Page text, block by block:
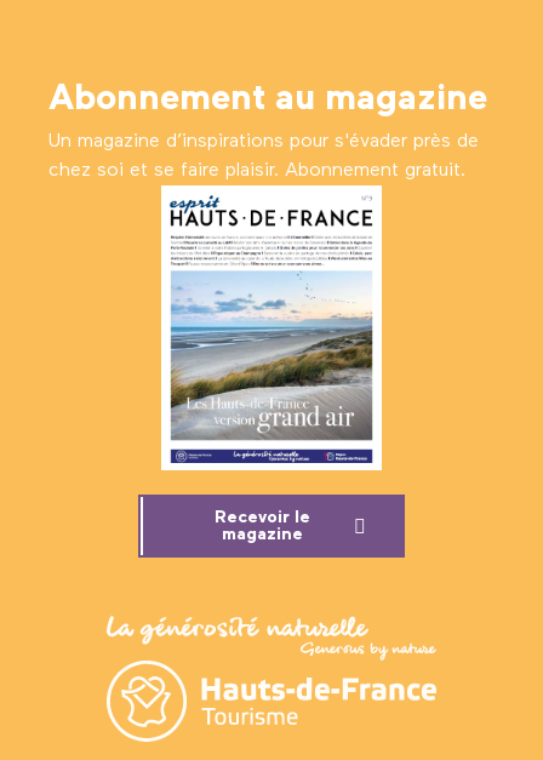
Abonnement au magazine
Un magazine d’inspirations pour s'évader près de
chez soi et se faire plaisir. Abonnement gratuit.
Recevoir le
magazine